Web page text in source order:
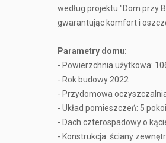
według projektu "Dom przy
gwarantując komfort i
Parametry domu:
- Powierzchnia użytkowa:
- Rok budowy 2022
- Przydomowa
- Układ pomieszczeń: 5
- Dach czterospadowy o
- Konstrukcja: ściany